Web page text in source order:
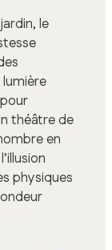
le
théâtre de
en
physiques